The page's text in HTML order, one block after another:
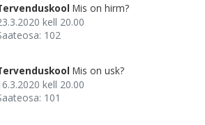
Mis on hirm?
kell 20.00
102
Mis on usk?
kell 20.00
101